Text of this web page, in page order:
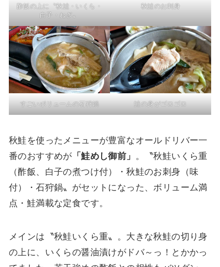
酢飯の上に〝秋鮭・いくら・
白子・ねぎ〟
秋鮭のお刺身
すごいボリュームの石狩鍋 鮭の身がゴロゴロ
秋鮭を使ったメニューが豊富なオールドリバー一
番のおすすめが 「鮭めし御前」 。〝秋鮭いくら重
（酢飯、白子の煮つけ付）・秋鮭のお刺身（味
付）・石狩鍋〟がセットになった、ボリューム満
点・鮭満載な定食です。
メインは〝秋鮭いくら重〟。大きな秋鮭の切り身
の上に、いくらの醤油漬けがドバ～っ！とかかっ